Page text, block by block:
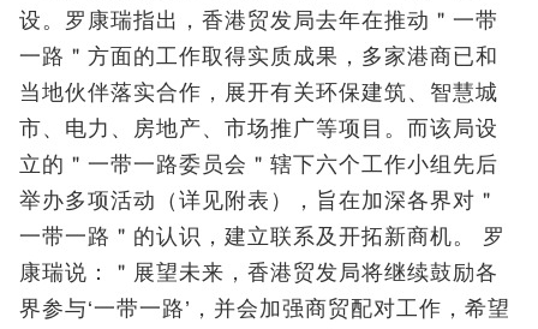
设。罗康瑞指出，香港贸发局去年在推动＂一带
一路＂方面的工作取得实质成果，多家港商已和
当地伙伴落实合作，展开有关环保建筑、智慧城
市、电力、房地产、市场推广等项目。而该局设
立的＂一带一路委员会＂辖下六个工作小组先后
举办多项活动（详见附表），旨在加深各界对＂
一带一路＂的认识，建立联系及开拓新商机。 罗
康瑞说：＂展望未来，香港贸发局将继续鼓励各
界参与‘一带一路’，并会加强商贸配对工作，希望